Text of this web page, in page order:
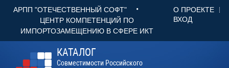
АРПП "ОТЕЧЕСТВЕННЫЙ СОФТ" •
ЦЕНТР КОМПЕТЕНЦИЙ ПО
ИМПОРТОЗАМЕЩЕНИЮ В СФЕРЕ ИКТ
О ПРОЕКТЕ
ВХОД
КАТАЛОГ
Совместимости Российского